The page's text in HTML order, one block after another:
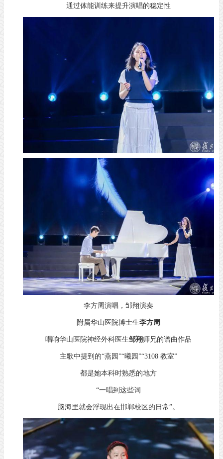
通过体能训练来提升演唱的稳定性
李方周演唱，邹翔演奏
附属华山医院博士生李方周
唱响华山医院神经外科医生邹翔 师兄的谱曲作品
主歌中提到的“燕园”“曦园”“3108 教室”
都是她本科时熟悉的地方
“一唱到这些词
脑海里就会浮现出在邯郸校区的日常”。